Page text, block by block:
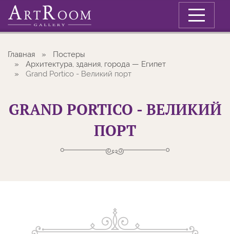
Меню
Главная
Постеры
Архитектура, здания, города — Египет
Grand Portico - Великий порт
GRAND PORTICO - ВЕЛИКИЙ
ПОРТ